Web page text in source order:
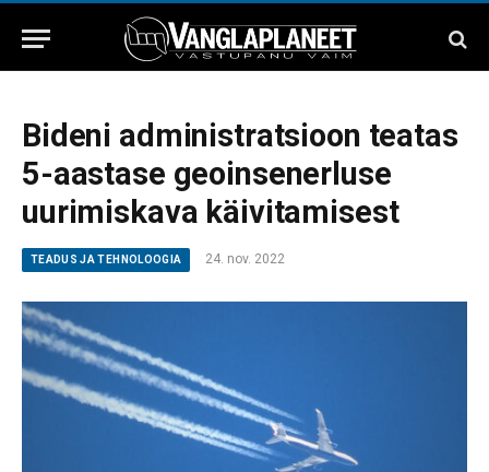
Bideni administratsioon teatas
5-aastase geoinsenerluse
uurimiskava käivitamisest
TEADUS JA TEHNOLOOGIA 24. nov. 2022